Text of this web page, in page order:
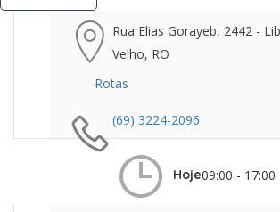
Rua Elias Gorayeb, 2442 -
Velho, RO
Rotas
(69) 3224-2096
Hoje09:00 - 17:00